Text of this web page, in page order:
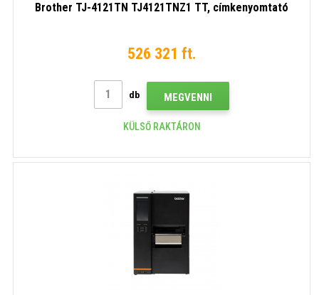
Brother TJ-4121TN TJ4121TNZ1 TT, címkenyomtató
526 321 ft.
db MEGVENNI
KÜLSŐ RAKTÁRON